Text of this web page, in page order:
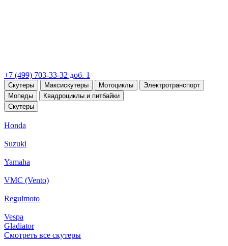
+7 (499) 703-33-32 доб. 1
Скутеры Максискутеры Мотоциклы
Электротранспорт
Мопеды
Квадроциклы и питбайки
Скутеры
Honda
Suzuki
Yamaha
VMC (Vento)
Regulmoto
Vespa
Gladiator
Смотреть все скутеры